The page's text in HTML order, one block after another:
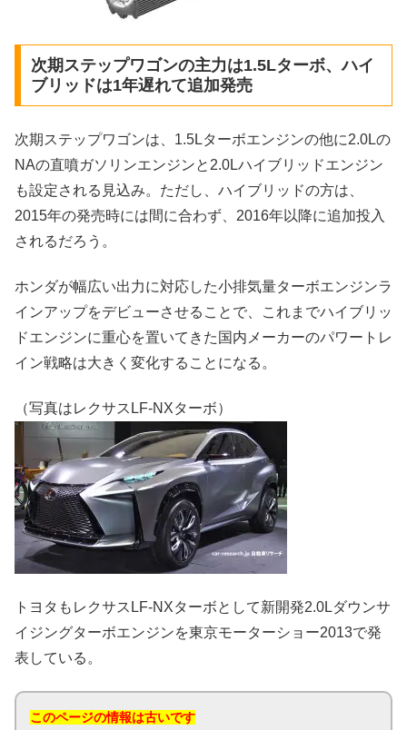
次期ステップワゴンの主力は1.5Lターボ、ハイ
ブリッドは1年遅れて追加発売
次期ステップワゴンは、1.5Lターボエンジンの他に2.0Lの
NAの直噴ガソリンエンジンと2.0Lハイブリッドエンジン
も設定される見込み。ただし、ハイブリッドの方は、
2015年の発売時には間に合わず、2016年以降に追加投入
されるだろう。
ホンダが幅広い出力に対応した小排気量ターボエンジンラ
インアップをデビューさせることで、これまでハイブリッ
ドエンジンに重心を置いてきた国内メーカーのパワートレ
イン戦略は大きく変化することになる。
（写真はレクサスLF-NXターボ）
トヨタもレクサスLF-NXターボとして新開発2.0Lダウンサ
イジングターボエンジンを東京モーターショー2013で発
表している。
このページの情報は古いです